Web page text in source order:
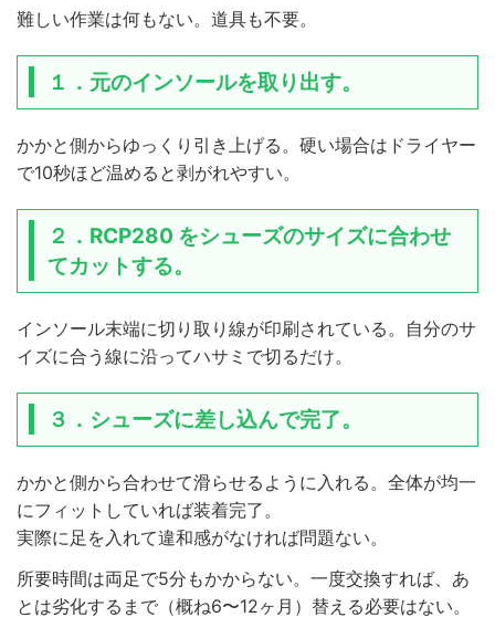
難しい作業は何もない。道具も不要。
１． 元のインソールを取り出す。
かかと側からゆっくり引き上げる。硬い場合はドライヤー
で10秒ほど温めると剥がれやすい。
２． RCP280 をシューズのサイズに合わせ
てカットする。
インソール末端に切り取り線が印刷されている。自分のサ
イズに合う線に沿ってハサミで切るだけ。
３． シューズに差し込んで完了。
かかと側から合わせて滑らせるように入れる。全体が均一
にフィットしていれば装着完了。
実際に足を入れて違和感がなければ問題ない。
所要時間は両足で5分もかからない。一度交換すれば、あ
とは劣化するまで（概ね6〜12ヶ月）替える必要はない。